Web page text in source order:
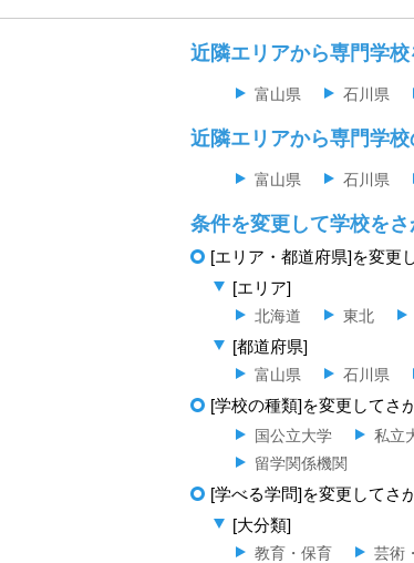
近隣エリアから専門学
富山県 石川県
近隣エリアから専門学
富山県 石川県
条件を変更して学校をさ
[エリア・都道府県]を変更
[エリア]
北海道 東北
[都道府県]
富山県 石川県
[学校の種類]を変更してさ
国公立大学 私立
留学関係機関
[学べる学問]を変更してさ
[大分類]
教育・保育 芸術